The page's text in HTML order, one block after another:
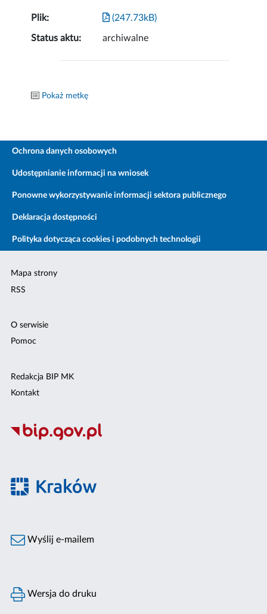
Plik: (247.73kB)
Status aktu: archiwalne
Pokaż metkę
Ochrona danych osobowych
Udostępnianie informacji na wniosek
Ponowne wykorzystywanie informacji sektora publicznego
Deklaracja dostępności
Polityka dotycząca cookies i podobnych technologii
Mapa strony
RSS
O serwisie
Pomoc
Redakcja BIP MK
Kontakt
Wyślij e-mailem
Wersja do druku